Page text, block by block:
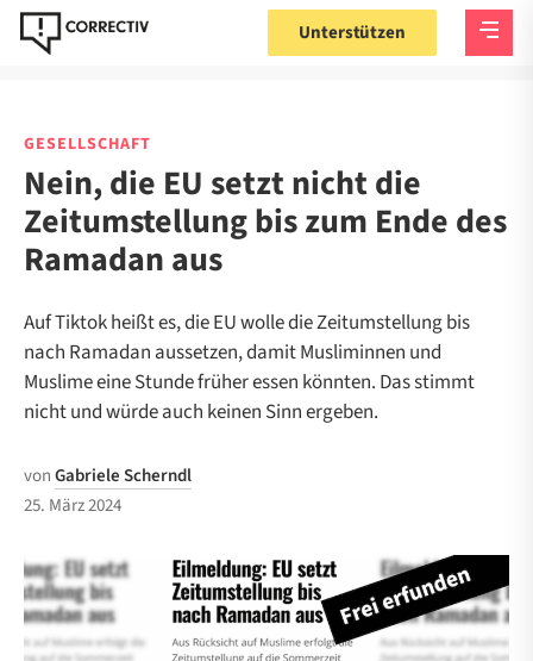
Unterstützen
GESELLSCHAFT
Nein, die EU setzt nicht die
Zeitumstellung bis zum Ende des
Ramadan aus
Auf Tiktok heißt es, die EU wolle die Zeitumstellung bis
nach Ramadan aussetzen, damit Musliminnen und
Muslime eine Stunde früher essen könnten. Das stimmt
nicht und würde auch keinen Sinn ergeben.
vonGabriele Scherndl
25. März 2024